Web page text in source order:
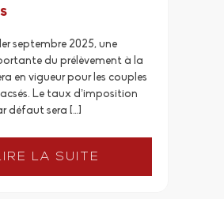
septembre 2025, une
du prélèvement à la
en vigueur pour les couples
Le taux d’imposition
défaut sera […]
LA SUITE